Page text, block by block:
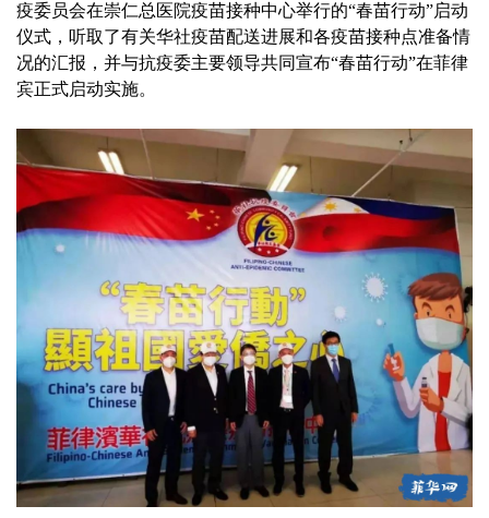
疫委员会在崇仁总医院疫苗接种中心举行的“春苗行动”启动
仪式，听取了有关华社疫苗配送进展和各疫苗接种点准备情
况的汇报，并与抗疫委主要领导共同宣布“春苗行动”在菲律
宾正式启动实施。